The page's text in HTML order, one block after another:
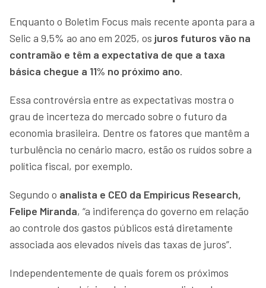
Enquanto o Boletim Focus mais recente aponta para a
Selic a 9,5% ao ano em 2025, os juros futuros vão na
contramão e têm a expectativa de que a taxa
básica chegue a 11% no próximo ano.
Essa controvérsia entre as expectativas mostra o
grau de incerteza do mercado sobre o futuro da
economia brasileira. Dentre os fatores que mantêm a
turbulência no cenário macro, estão os ruídos sobre a
política fiscal, por exemplo.
Segundo o analista e CEO da Empiricus Research,
Felipe Miranda, “a indiferença do governo em relação
ao controle dos gastos públicos está diretamente
associada aos elevados níveis das taxas de juros”.
Independentemente de quais forem os próximos